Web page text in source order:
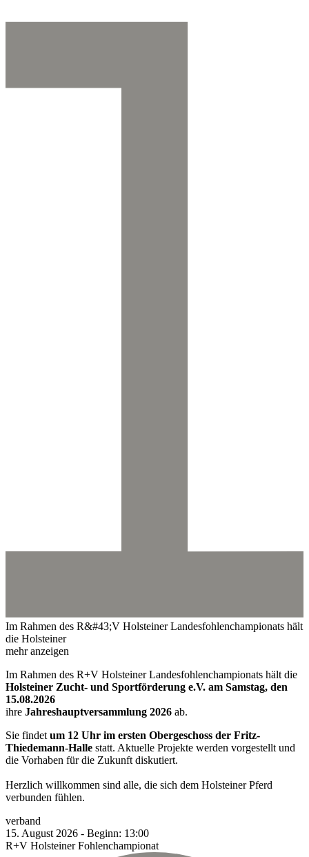
Im Rahmen des R&#43;V Holsteiner Landesfohlenchampionats hält
die Holsteiner
mehr anzeigen
Im Rahmen des R+V Holsteiner Landesfohlenchampionats hält die
Holsteiner Zucht- und Sportförderung e.V. am Samstag, den
15.08.2026
ihre Jahreshauptversammlung 2026 ab.
Sie findet um 12 Uhr im ersten Obergeschoss der Fritz-
Thiedemann-Halle statt. Aktuelle Projekte werden vorgestellt und
die Vorhaben für die Zukunft diskutiert.
Herzlich willkommen sind alle, die sich dem Holsteiner Pferd
verbunden fühlen.
verband
15. August 2026 - Beginn: 13:00
R+V Holsteiner Fohlenchampionat